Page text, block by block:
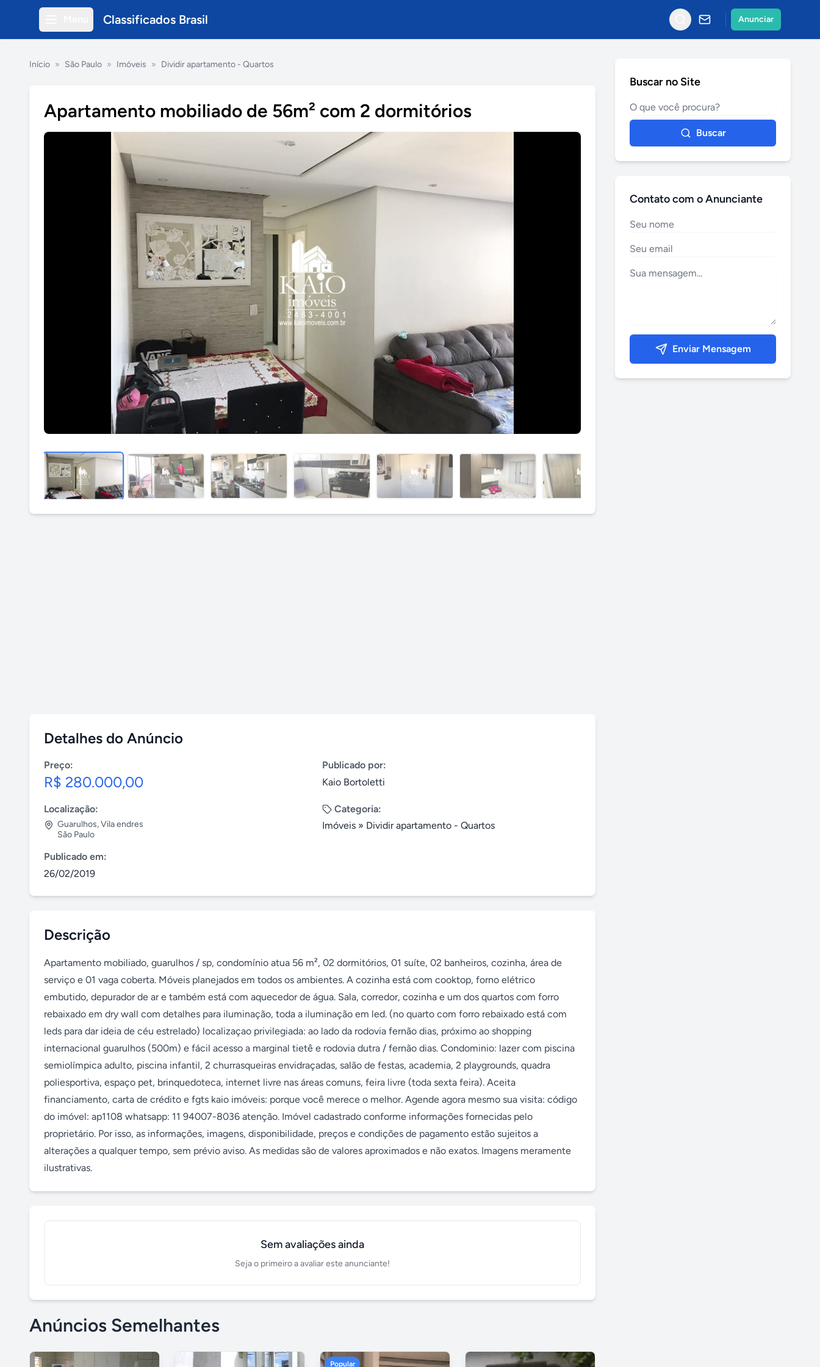
Classificados Brasil Anunciar
Início » São Paulo » Imóveis » Dividir apartamento - Quartos
Apartamento mobiliado de 56m² com 2 dormitórios
Detalhes do Anúncio
Preço:
R$ 280.000,00
Publicado por:
Kaio Bortoletti
Localização:
Guarulhos,Vila endres
São Paulo
Categoria:
Imóveis » Dividir apartamento - Quartos
Publicado em:
26/02/2019
Descrição
Apartamento mobiliado, guarulhos / sp, condomínio atua 56 m², 02 dormitórios, 01 suíte, 02 banheiros, cozinha, área de
serviço e 01 vaga coberta. Móveis planejados em todos os ambientes. A cozinha está com cooktop, forno elétrico
embutido, depurador de ar e também está com aquecedor de água. Sala, corredor, cozinha e um dos quartos com forro
rebaixado em dry wall com detalhes para iluminação, toda a iluminação em led. (no quarto com forro rebaixado está com
leds para dar ideia de céu estrelado) localizaçao privilegiada: ao lado da rodovia fernão dias, próximo ao shopping
internacional guarulhos (500m) e fácil acesso a marginal tietê e rodovia dutra / fernão dias. Condominio: lazer com piscina
semiolímpica adulto, piscina infantil, 2 churrasqueiras envidraçadas, salão de festas, academia, 2 playgrounds, quadra
poliesportiva, espaço pet, brinquedoteca, internet livre nas áreas comuns, feira livre (toda sexta feira). Aceita
financiamento, carta de crédito e fgts kaio imóveis: porque você merece o melhor. Agende agora mesmo sua visita: código
do imóvel: ap1108 whatsapp: 11 94007-8036 atenção. Imóvel cadastrado conforme informações fornecidas pelo
proprietário. Por isso, as informações, imagens, disponibilidade, preços e condições de pagamento estão sujeitos a
alterações a qualquer tempo, sem prévio aviso. As medidas são de valores aproximados e não exatos. Imagens meramente
ilustrativas.
Sem avaliações ainda
Seja o primeiro a avaliar este anunciante!
Anúncios Semelhantes
Popular
Buscar no Site
Buscar
Contato com o Anunciante
Enviar Mensagem